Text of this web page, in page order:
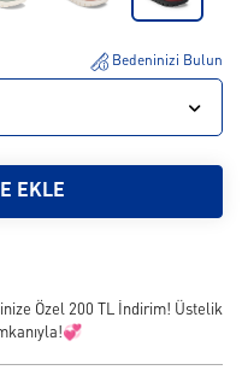
Bedeninizi Bulun
EKLE
Özel 200 TL İndirim! Üstelik